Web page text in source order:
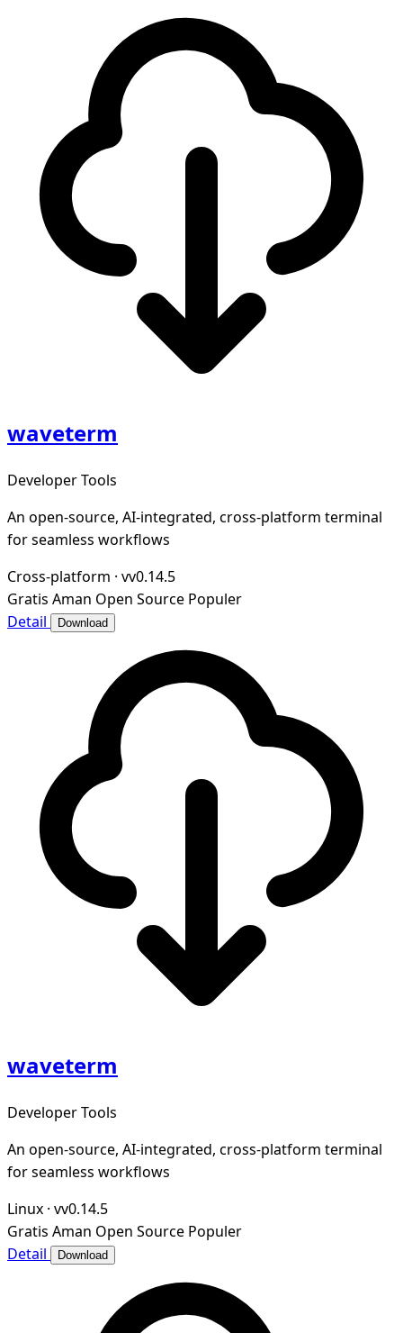
waveterm
Developer Tools
An open-source, AI-integrated, cross-platform terminal
for seamless workflows
Cross-platform · vv0.14.5
Gratis Aman Open Source Populer
Detail
Download
waveterm
Developer Tools
An open-source, AI-integrated, cross-platform terminal
for seamless workflows
Linux · vv0.14.5
Gratis Aman Open Source Populer
Detail
Download